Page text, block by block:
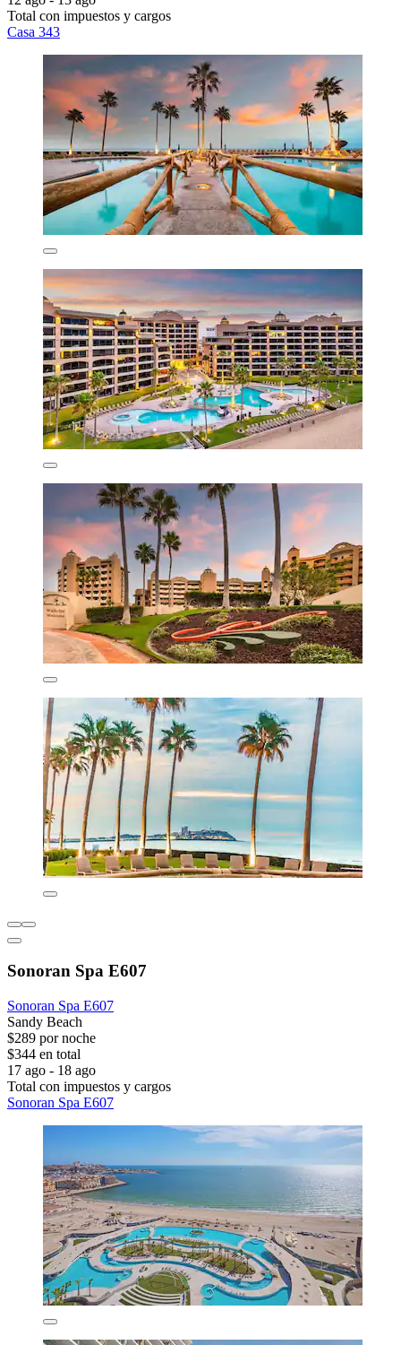
Total con impuestos y cargos
Casa 343
Sonoran Spa E607
Sonoran Spa E607
Sandy Beach
$289 por noche
$344 en total
17 ago - 18 ago
Total con impuestos y cargos
Sonoran Spa E607